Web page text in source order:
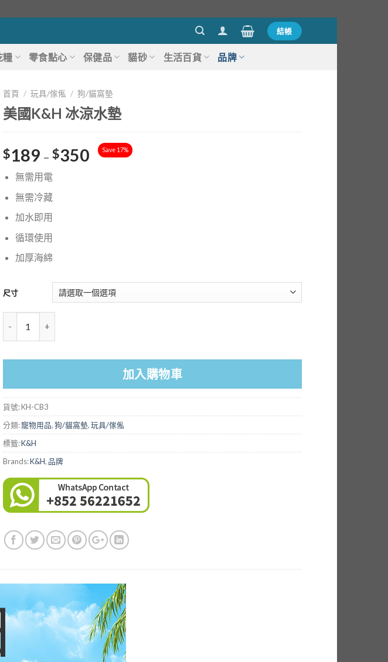
結帳
糧 零食點心 保健品 貓砂 生活百貨 品牌
首頁 / 玩具/傢俬 / 狗/貓窩墊
美國K&H 冰涼水墊
$189 – $350 Save 17%
無需用電
無需冷藏
加水即用
循環使用
加厚海綿
尺寸
加入購物車
貨號:KH-CB3
分類:寵物用品,狗/貓窩墊,玩具/傢俬
標籤:K&H
Brands:K&H, 品牌